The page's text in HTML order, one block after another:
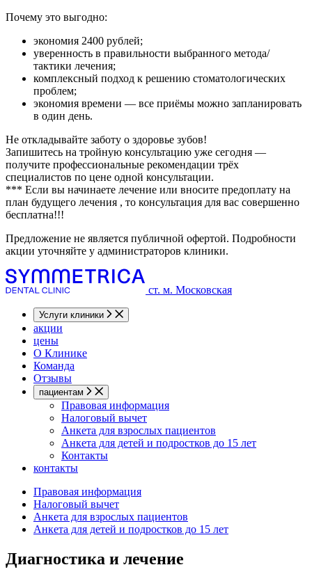
Почему это выгодно:
экономия 2400 рублей;
уверенность в правильности выбранного метода/
тактики лечения;
комплексный подход к решению стоматологических
проблем;
экономия времени — все приёмы можно запланировать
в один день.
Не откладывайте заботу о здоровье зубов!
Запишитесь на тройную консультацию уже сегодня —
получите профессиональные рекомендации трёх
специалистов по цене одной консультации.
*** Если вы начинаете лечение или вносите предоплату на
план будущего лечения , то консультация для вас совершенно
бесплатна!!!
Предложение не является публичной офертой. Подробности
акции уточняйте у администраторов клиники.
ст. м. Московская
Услуги клиники
акции
цены
О Клинике
Команда
Отзывы
пациентам
Правовая информация
Налоговый вычет
Анкета для взрослых пациентов
Анкета для детей и подростков до 15 лет
Контакты
контакты
Правовая информация
Налоговый вычет
Анкета для взрослых пациентов
Анкета для детей и подростков до 15 лет
Диагностика и лечение